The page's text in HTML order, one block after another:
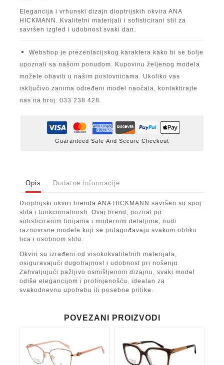
Elegancija i vrhunski dizajn dioptrijskih okvira ANA
HICKMANN. Kvalitetni materijali i sofisticirani stil za
savršen izgled i udobnost svaki dan.
Webshop je prezentacijskog karaktera kako bi se bolje
upoznali sa našom ponudom. Kupovinu željenog modela
možete obaviti u našim poslovnicama. Ukoliko vas
isključivo zanima određeni model naočala, kontaktirajte
nas na broj: 033 238 428.
Guaranteed Safe And Secure Checkout
Opis Dodatne informacije
Dioptrijski okviri brenda ANA HICKMANN savršen su spoj
stila i funkcionalnosti. Ovaj brend, poznat po
sofisticiranim linijama i modernim detaljima, nudi
raznovrsne modele koji se prilagođavaju svakom obliku
lica i osobnom stilu.
Okviri su izrađeni od visokokvalitetnih materijala,
osiguravajući dugotrajnost i udobnost pri nošenju.
Zahvaljujući pažljivo osmišljenom dizajnu, svaki model
odiše elegancijom i profinjenošću, idealan za
svakodnevnu upotrebu ili posebne prilike.
POVEZANI PROIZVODI